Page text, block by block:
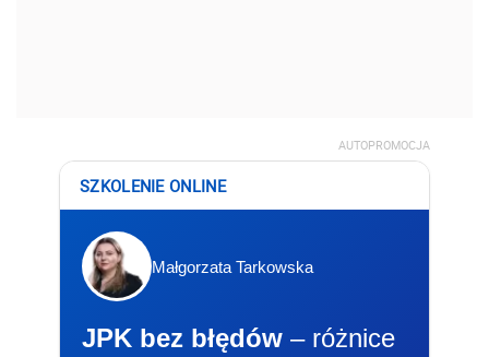
AUTOPROMOCJA
SZKOLENIE ONLINE
Małgorzata Tarkowska
JPK bez błędów – różnice